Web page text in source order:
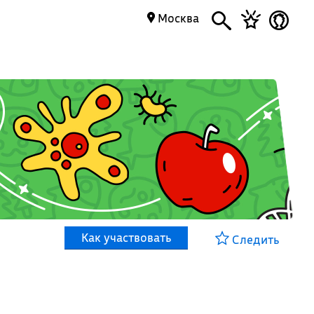
Москва
Как участвовать Следить